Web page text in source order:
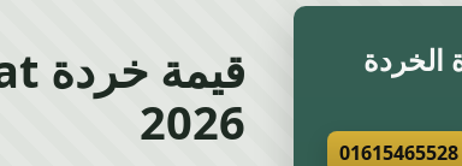
01615465528
2026